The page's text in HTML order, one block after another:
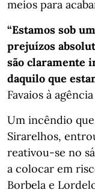
meios para
“Estamos sob
prejuízos
são claramente
daquilo que
Favaios à
Um incêndio
Sirarelhos,
reativou-se no
a colocar em
Borbela e